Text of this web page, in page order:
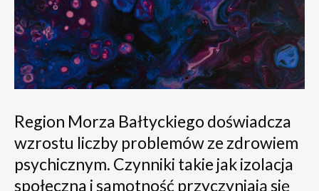
Region Morza Bałtyckiego doświadcza
wzrostu liczby problemów ze zdrowiem
psychicznym. Czynniki takie jak izolacja
społeczna i samotność przyczyniają się